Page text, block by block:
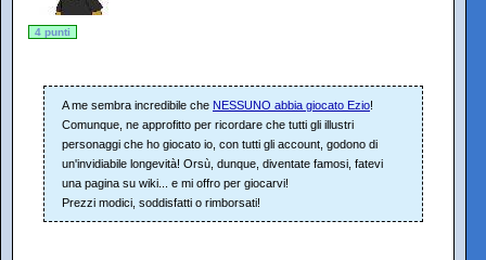
4 punti
A me sembra incredibile che NESSUNO abbia giocato Ezio!
Comunque, ne approfitto per ricordare che tutti gli illustri
personaggi che ho giocato io, con tutti gli account, godono di
un'invidiabile longevità! Orsù, dunque, diventate famosi, fatevi
una pagina su wiki... e mi offro per giocarvi!
Prezzi modici, soddisfatti o rimborsati!